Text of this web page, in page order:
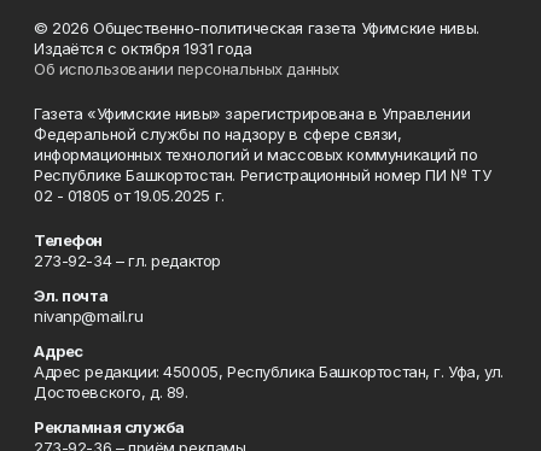
© 2026 Общественно-политическая газета Уфимские нивы.
Издаётся с октября 1931 года
Об использовании персональных данных
Газета «Уфимские нивы» зарегистрирована в Управлении
Федеральной службы по надзору в сфере связи,
информационных технологий и массовых коммуникаций по
Республике Башкортостан. Регистрационный номер ПИ № ТУ
02 - 01805 от 19.05.2025 г.
Телефон
273-92-34 – гл. редактор
Эл. почта
nivanp@mail.ru
Адрес
Адрес редакции: 450005, Республика Башкортостан, г. Уфа, ул.
Достоевского, д. 89.
Рекламная служба